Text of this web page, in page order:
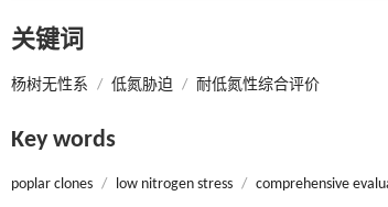
关键词
杨树无性系 / 低氮胁迫 / 耐低氮性综合评价
Key words
poplar clones / low nitrogen stress / comprehensive